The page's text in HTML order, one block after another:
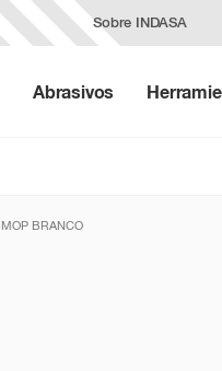
Sobre INDASA
Abrasivos
BRANCO